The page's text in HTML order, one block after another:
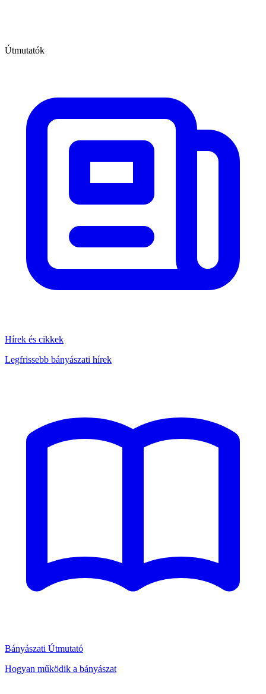
Útmutatók
Hírek és cikkek
Legfrissebb bányászati hírek
Bányászati Útmutató
Hogyan működik a bányászat